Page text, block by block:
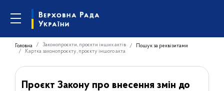
Головна Законопроєкти, проєкти інших актів
Пошук за реквізитами
Картка законопроєкту, проєкту іншого акта
Проєкт Закону про внесення змін до